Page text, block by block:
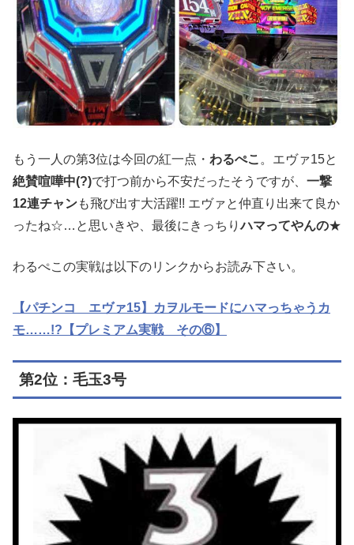
もう一人の第3位は今回の紅一点・ わるぺこ 。エヴァ15と
絶賛喧嘩中(?)で打つ前から不安だったそうですが、 一撃
12連チャンも飛び出す大活躍!! エヴァと仲直り出来て良か
ったね☆…と思いきや、最後にきっちりハマってやんの★
わるぺこの実戦は以下のリンクからお読み下さい。
【パチンコ エヴァ15】カヲルモードにハマっちゃうカ
モ……!?【プレミアム実戦 その⑥】
第2位：毛玉3号